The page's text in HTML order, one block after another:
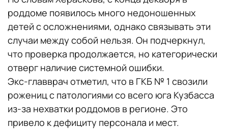
роддоме появилось много недоношенных
детей с осложнениями, однако связывать эти
случаи между собой нельзя. Он подчеркнул,
что проверка продолжается, но категорически
отверг наличие системной ошибки.
Экс-главврач отметил, что в ГКБ № 1 свозили
рожениц с патологиями со всего юга Кузбасса
из-за нехватки роддомов в регионе. Это
привело к дефициту персонала и мест.